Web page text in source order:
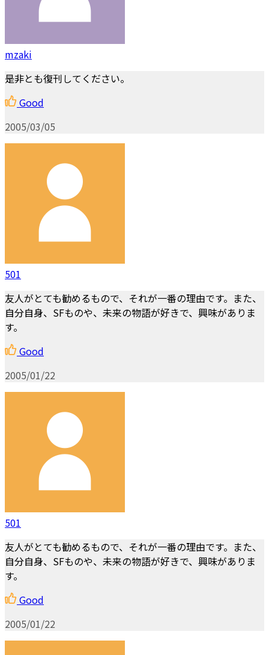
mzaki
是非とも復刊してください。
Good
2005/03/05
501
友人がとても勧めるもので、それが一番の理由です。また、
自分自身、SFものや、未来の物語が好きで、興味がありま
す。
Good
2005/01/22
501
友人がとても勧めるもので、それが一番の理由です。また、
自分自身、SFものや、未来の物語が好きで、興味がありま
す。
Good
2005/01/22